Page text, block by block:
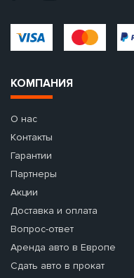
КОМПАНИЯ
О нас
Контакты
Гарантии
Партнеры
Акции
Доставка и оплата
Вопрос-ответ
Аренда авто в Европе
Сдать авто в прокат